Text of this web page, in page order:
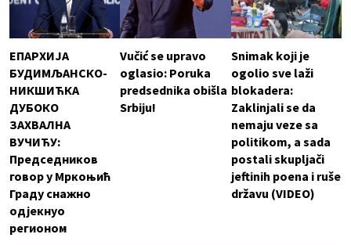
ЕПАРХИЈА
БУДИМЉАНСКО-
НИКШИЋКА
ДУБОКО
ЗАХВАЛНА
ВУЧИЋУ:
Председников
говор у Мркоњић
Граду снажно
одјекнуо
регионом
Vučić se upravo
oglasio: Poruka
predsednika obišla
Srbiju!
Snimak koji je
ogolio sve laži
blokadera:
Zaklinjali se da
nemaju veze sa
politikom, a sada
postali skupljači
jeftinih poena i ruše
državu (VIDEO)